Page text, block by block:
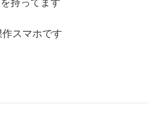
持ってます
スマホです